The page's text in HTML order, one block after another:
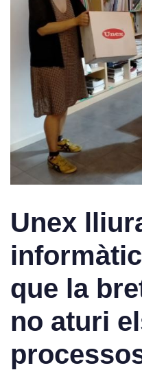
Unex
que la
no aturi